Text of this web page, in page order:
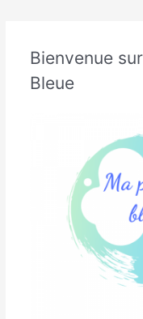
Bienvenue
Bleue